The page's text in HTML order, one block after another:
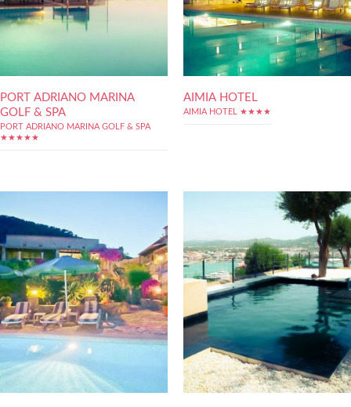
PORT ADRIANO MARINA
GOLF & SPA
PORT ADRIANO MARINA GOLF & SPA
★★★★★
AIMIA HOTEL
AIMIA HOTEL ★★★★